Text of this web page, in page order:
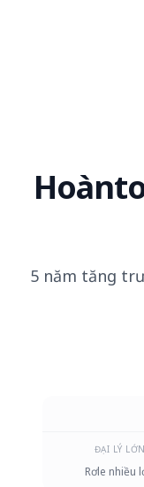
Hoàn
5 năm tăng
ĐẠI LÝ LỚN
Rơle nhiều